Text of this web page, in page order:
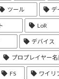
ツール デ
LoR
デバイス
プロプレイヤー
FS ワイリ